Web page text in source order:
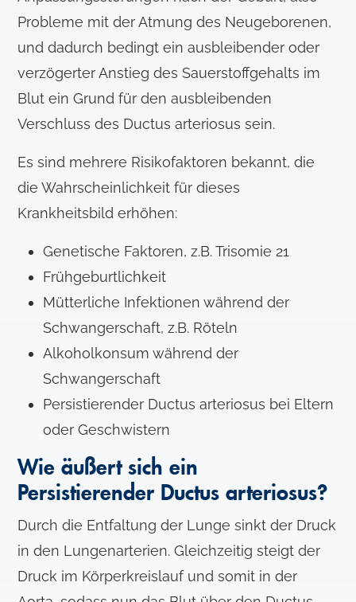
Probleme mit der Atmung des Neugeborenen,
und dadurch bedingt ein ausbleibender oder
verzögerter Anstieg des Sauerstoffgehalts im
Blut ein Grund für den ausbleibenden
Verschluss des Ductus arteriosus sein.
Es sind mehrere Risikofaktoren bekannt, die
die Wahrscheinlichkeit für dieses
Krankheitsbild erhöhen:
Genetische Faktoren, z.B. Trisomie 21
Frühgeburtlichkeit
Mütterliche Infektionen während der
Schwangerschaft, z.B. Röteln
Alkoholkonsum während der
Schwangerschaft
Persistierender Ductus arteriosus bei Eltern
oder Geschwistern
Wie äußert sich ein
Persistierender Ductus arteriosus?
Durch die Entfaltung der Lunge sinkt der Druck
in den Lungenarterien. Gleichzeitig steigt der
Druck im Körperkreislauf und somit in der